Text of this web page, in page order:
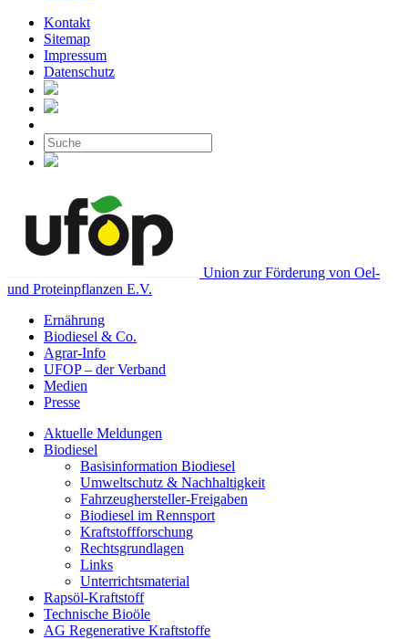
Kontakt
Sitemap
Impressum
Datenschutz
Union zur Förderung von Oel-
und Proteinpflanzen E.V.
Ernährung
Biodiesel & Co.
Agrar-Info
UFOP – der Verband
Medien
Presse
Aktuelle Meldungen
Biodiesel
Basisinformation Biodiesel
Umweltschutz & Nachhaltigkeit
Fahrzeughersteller-Freigaben
Biodiesel im Rennsport
Kraftstoffforschung
Rechtsgrundlagen
Links
Unterrichtsmaterial
Rapsöl-Kraftstoff
Technische Bioöle
AG Regenerative Kraftstoffe